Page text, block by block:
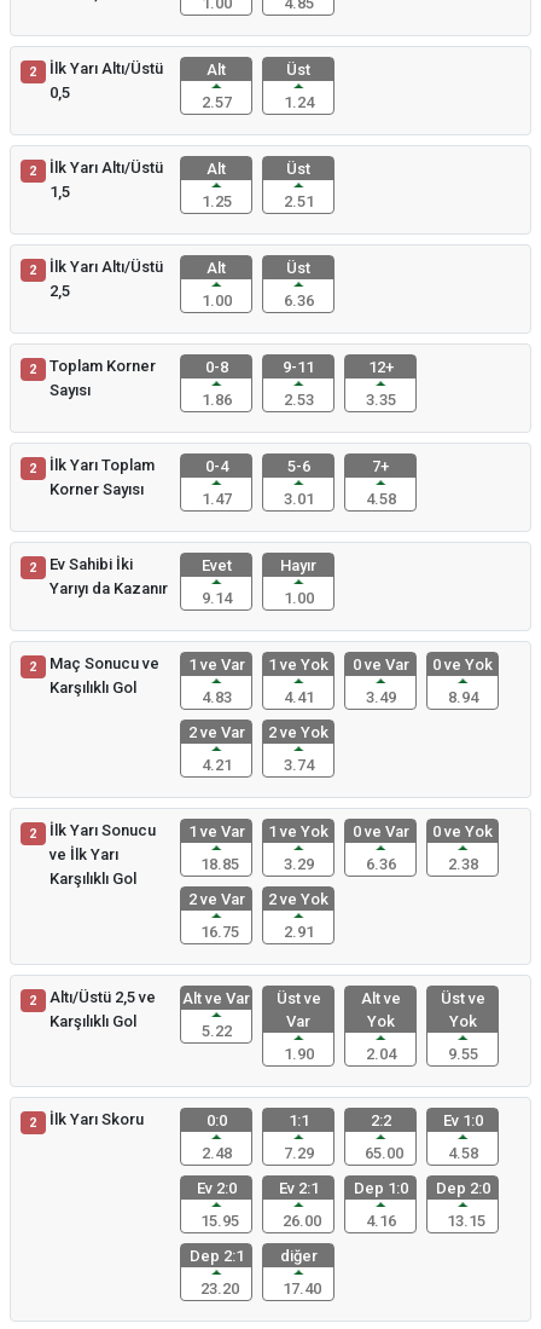
2
İlk Yarı Altı/Üstü
0,5
Alt
2.57
Üst
1.24
2
İlk Yarı Altı/Üstü
1,5
Alt
1.25
Üst
2.51
2
İlk Yarı Altı/Üstü
2,5
Alt
1.00
Üst
6.36
2
Toplam Korner
Sayısı
0-8
1.86
9-11
2.53
12+
3.35
2
İlk Yarı Toplam
Korner Sayısı
0-4
1.47
5-6
3.01
7+
4.58
2
Ev Sahibi İki
Yarıyı da Kazanır
Evet
9.14
Hayır
1.00
2
Maç Sonucu ve
Karşılıklı Gol
1 ve Var
4.83
1 ve Yok
4.41
0 ve Var
3.49
0 ve Yok
8.94
2 ve Var
4.21
2 ve Yok
3.74
2
İlk Yarı Sonucu
ve İlk Yarı
Karşılıklı Gol
1 ve Var
18.85
1 ve Yok
3.29
0 ve Var
6.36
0 ve Yok
2.38
2 ve Var
16.75
2 ve Yok
2.91
2
Altı/Üstü 2,5 ve
Karşılıklı Gol
Alt ve Var
5.22
Üst ve
Var
1.90
Alt ve
Yok
2.04
Üst ve
Yok
9.55
2 İlk Yarı Skoru
0:0
2.48
1:1
7.29
2:2
65.00
Ev 1:0
4.58
Ev 2:0
15.95
Ev 2:1
26.00
Dep 1:0
4.16
Dep 2:0
13.15
Dep 2:1
23.20
diğer
17.40